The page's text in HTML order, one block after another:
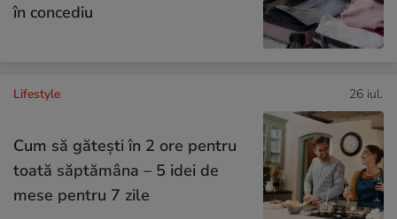
în concediu
Lifestyle 26 iul.
Cum să gătești în 2 ore pentru
toată săptămâna – 5 idei de
mese pentru 7 zile